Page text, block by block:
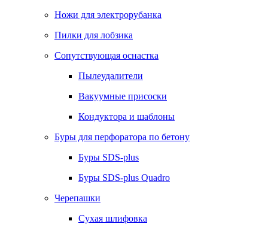
Ножи для электрорубанка
Пилки для лобзика
Сопутствующая оснастка
Пылеудалители
Вакуумные присоски
Кондуктора и шаблоны
Буры для перфоратора по бетону
Буры SDS-plus
Буры SDS-plus Quadro
Черепашки
Сухая шлифовка